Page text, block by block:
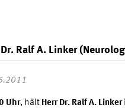
Ralf A. Linker
Uhr, hält Herr Dr. Ralf A. Linker